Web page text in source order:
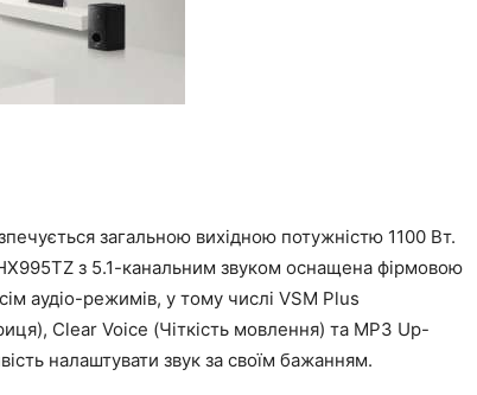
загальною вихідною потужністю 1100 Вт.
з 5.1-канальним звуком оснащена фірмовою
аудіо-режимів, у тому числі VSM Plus
Clear Voice (Чіткість мовлення) та MP3 Up-
налаштувати звук за своїм бажанням.